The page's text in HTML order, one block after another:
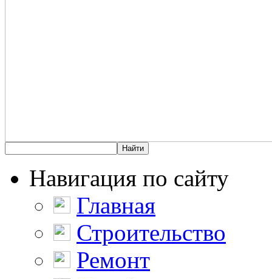
Навигация по сайту
Главная
Строительство
Ремонт